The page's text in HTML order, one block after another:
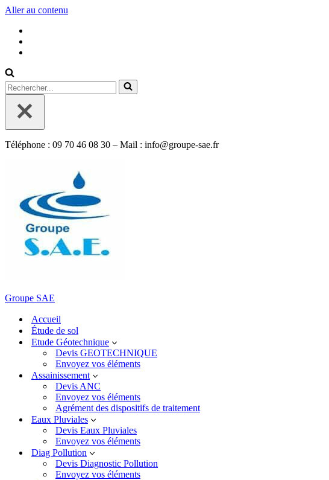
Aller au contenu
Rechercher...
Téléphone : 09 70 46 08 30 – Mail : info@groupe-sae.fr
Groupe SAE
Accueil
Étude de sol
Etude Géotechnique
Devis GEOTECHNIQUE
Envoyez vos éléments
Assainissement
Devis ANC
Envoyez vos éléments
Agrément des dispositifs de traitement
Eaux Pluviales
Devis Eaux Pluviales
Envoyez vos éléments
Diag Pollution
Devis Diagnostic Pollution
Envoyez vos éléments